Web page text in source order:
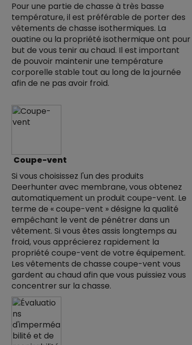
Pour une partie de chasse à très basse
température, il est préférable de porter des
vêtements de chasse isothermiques. La
ouatine ou la propriété isothermique ont pour
but de vous tenir au chaud. Il est important
de pouvoir maintenir une température
corporelle stable tout au long de la journée
afin de ne pas avoir froid.
Coupe-vent
Si vous choisissez l'un des produits
Deerhunter avec membrane, vous obtenez
automatiquement un produit coupe-vent. Le
terme de « coupe-vent » désigne la qualité
empêchant le vent de pénétrer dans un
vêtement. Si vous êtes assis longtemps au
froid, vous apprécierez rapidement la
propriété coupe-vent de votre équipement.
Les vêtements de chasse coupe-vent vous
gardent au chaud afin que vous puissiez vous
concentrer sur la chasse.